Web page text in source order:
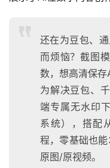
还在为豆包、
而烦恼？截图
数，想高清保
为解决豆包、
端专属无水印
系统），搭配
程，零基础也
原图/原视频。